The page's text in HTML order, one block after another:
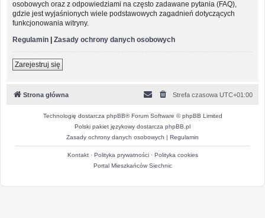
osobowych oraz z odpowiedziami na często zadawane pytania (FAQ),
gdzie jest wyjaśnionych wiele podstawowych zagadnień dotyczących
funkcjonowania witryny.
Regulamin | Zasady ochrony danych osobowych
Zarejestruj się
Strona główna Strefa czasowa UTC+01:00
Technologię dostarcza phpBB® Forum Software © phpBB Limited
Polski pakiet językowy dostarcza phpBB.pl
Zasady ochrony danych osobowych | Regulamin
Kontakt· Polityka prywatności· Polityka cookies
Portal Mieszkańców Siechnic